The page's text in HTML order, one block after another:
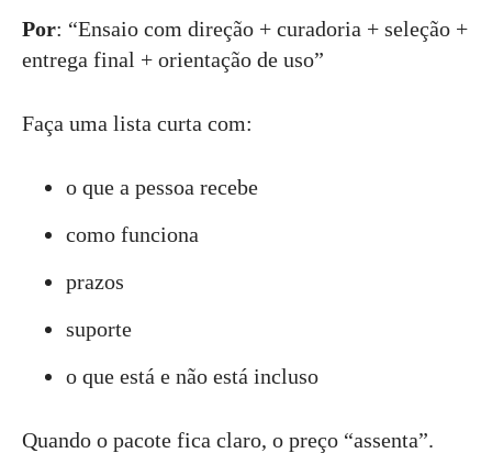
Por: “Ensaio com direção + curadoria + seleção +
entrega final + orientação de uso”
Faça uma lista curta com:
o que a pessoa recebe
como funciona
prazos
suporte
o que está e não está incluso
Quando o pacote fica claro, o preço “assenta”.